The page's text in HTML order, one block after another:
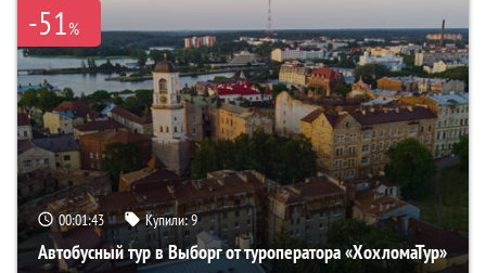
-51%
00:01:42 Купили:9
Автобусный тур в Выборг от туроператора «ХохломаТур»